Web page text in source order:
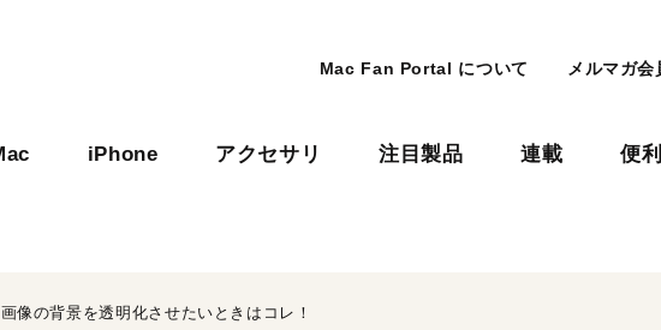
Mac Fan Portal について メルマガ会
iPhone アクセサリ 注目製品 連載 便
像の背景を透明化させたいときはコレ！